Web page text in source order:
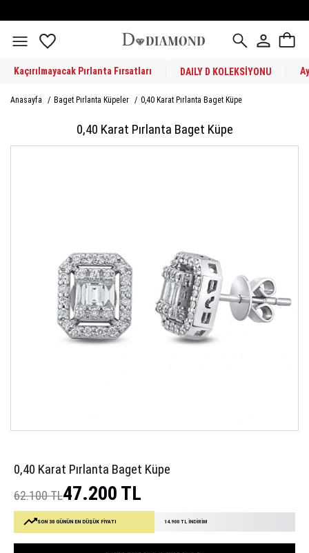
Kaçırılmayacak Pırlanta Fırsatları DAILY D KOLEKSİYONU
Anasayfa / Baget Pırlanta Küpeler / 0,40 Karat Pırlanta Baget Küpe
0,40 Karat Pırlanta Baget Küpe
0,40 Karat Pırlanta Baget Küpe
62.100 TL47.200 TL
SON 30 GÜNÜN EN DÜŞÜK FİYATI 14.900 TL İNDİRİM